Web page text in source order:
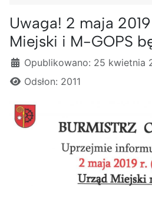
Uwaga! 2 maja
Miejski i M-GOPS
Szczegóły
Opublikowano: 25 kwietnia
Odsłon: 2011